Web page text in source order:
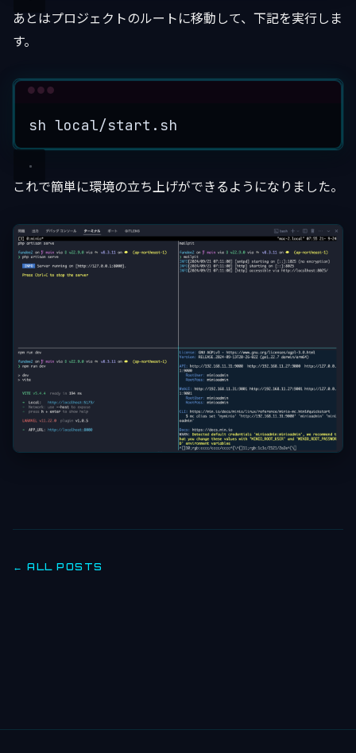
あとはプロジェクトのルートに移動して、下記を実行しま
す。
sh local/start.sh
これで簡単に環境の立ち上げができるようになりました。
← ALL POSTS